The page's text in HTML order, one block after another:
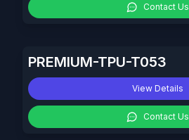
Contact Us
PREMIUM-TPU-T053
View Details
Contact Us